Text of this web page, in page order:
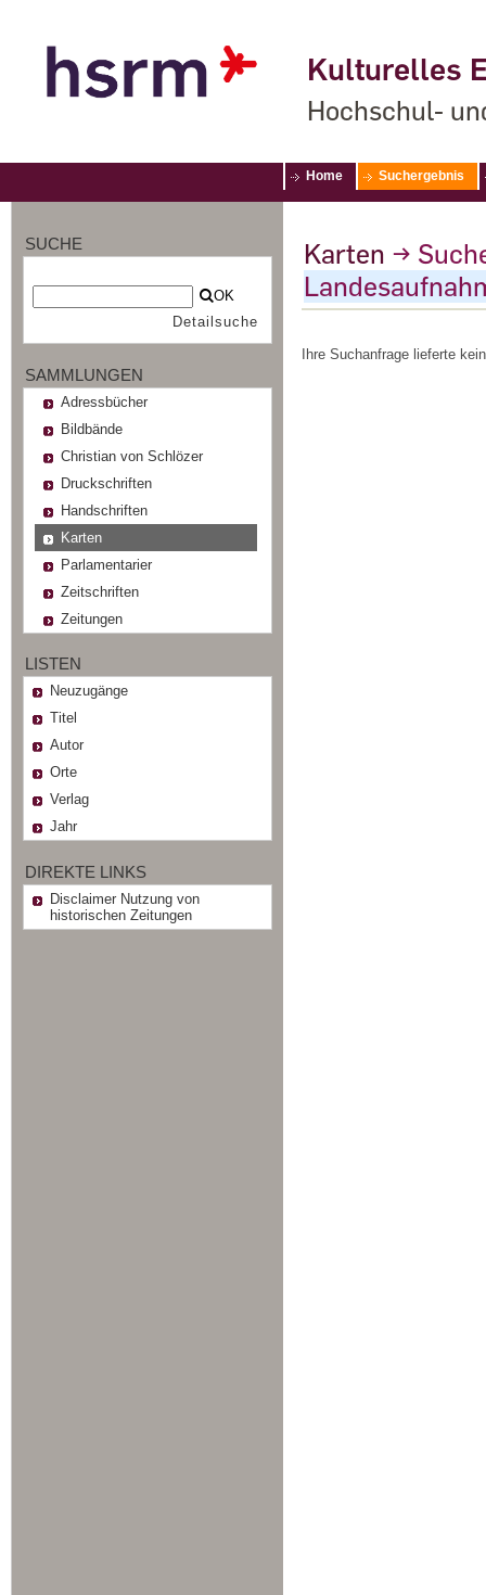
Kulturelles
Hochschul-
Home Suchergebnis
SUCHE
OK
Detailsuche
SAMMLUNGEN
Adressbücher
Bildbände
Christian von Schlözer
Druckschriften
Handschriften
Karten
Parlamentarier
Zeitschriften
Zeitungen
LISTEN
Neuzugänge
Titel
Autor
Orte
Verlag
Jahr
DIREKTE LINKS
Disclaimer Nutzung von
historischen Zeitungen
Karten →
Ihre Suchanfrage lieferte